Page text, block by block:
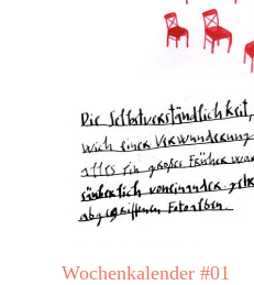
Wochenkalender #01